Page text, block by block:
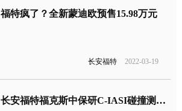
福特疯了？全新蒙迪欧预售15.98万元
长安福特 2022-03-19
长安福特福克斯中保研C-IASI碰撞测评结果公布